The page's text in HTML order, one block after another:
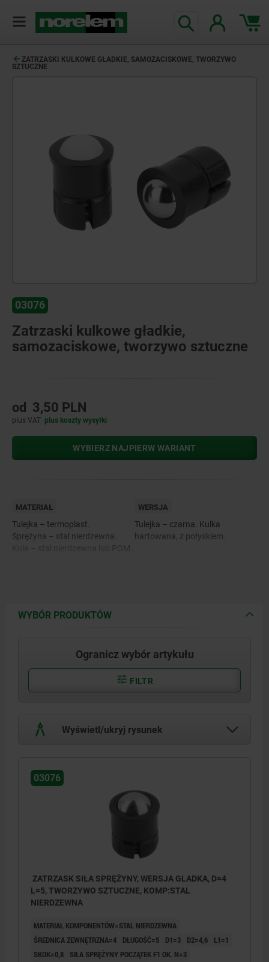
ZATRZASKI KULKOWE GŁADKIE, SAMOZACISKOWE, TWORZYWO
SZTUCZNE
03076
Zatrzaski kulkowe gładkie,
samozaciskowe, tworzywo sztuczne
od 3,50 PLN
plus VAT plus koszty wysyłki
WYBIERZ NAJPIERW WARIANT
MATERIAŁ
Tulejka – termoplast.
Sprężyna – stal nierdzewna.
WERSJA
Tulejka – czarna. Kulka
hartowana, z połyskiem.
WYBÓR PRODUKTÓW
Ogranicz wybór artykułu
FILTR
Wyświetl/ukryj rysunek
03076
ZATRZASK SIŁA SPRĘŻYNY, WERSJA GLADKA, D=4
L=5, TWORZYWO SZTUCZNE, KOMP:STAL
NIERDZEWNA
MATERIAŁ KOMPONENTÓW=STAL NIERDZEWNA
ŚREDNICA ZEWNĘTRZNA=4
DŁUGOŚĆ=5 D1=3 D2=4,6
L1=1
SKOK=0,8
SIŁA SPRĘŻYNY POCZĄTEK F1 OK. N=3